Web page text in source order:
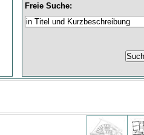
Freie Suche: